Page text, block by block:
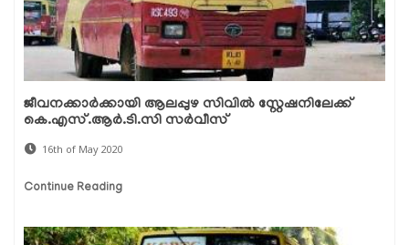
ജീവനക്കാര്‍ക്കായി ആലപ്പുഴ സിവില്‍ സ്റ്റേഷനിലേക്ക്
കെ.എസ്.ആര്‍.ടി.സി സര്‍വീസ്
16th of May 2020
Continue Reading